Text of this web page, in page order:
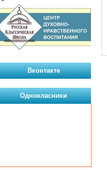
Вконтакте
Однокласники